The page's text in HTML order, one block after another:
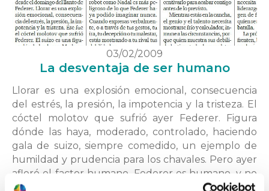
03/02/2009
La desventaja de ser humano
Llorar es una explosión emocional, consecuencia
del estrés, la presión, la impotencia y la tristeza. El
cóctel molotov que sufrió ayer Federer. Figura
dónde las haya, moderado, controlado, haciendo
gala de suizo, siempre comedido, un ejemplo de
humildad y prudencia para los chavales. Pero ayer
afloró el factor humano. Federer es humano, y no
la …